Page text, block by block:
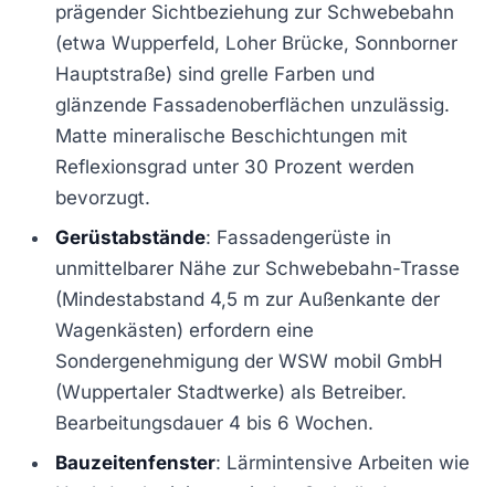
prägender Sichtbeziehung zur Schwebebahn
(etwa Wupperfeld, Loher Brücke, Sonnborner
Hauptstraße) sind grelle Farben und
glänzende Fassadenoberflächen unzulässig.
Matte mineralische Beschichtungen mit
Reflexionsgrad unter 30 Prozent werden
bevorzugt.
Gerüstabstände: Fassadengerüste in
unmittelbarer Nähe zur Schwebebahn-Trasse
(Mindestabstand 4,5 m zur Außenkante der
Wagenkästen) erfordern eine
Sondergenehmigung der WSW mobil GmbH
(Wuppertaler Stadtwerke) als Betreiber.
Bearbeitungsdauer 4 bis 6 Wochen.
Bauzeitenfenster: Lärmintensive Arbeiten wie